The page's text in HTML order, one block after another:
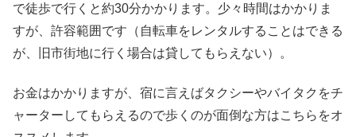
で徒歩で行くと約30分かかります。少々時間はかかりま
すが、許容範囲です（自転車をレンタルすることはできる
が、旧市街地に行く場合は貸してもらえない）。
お金はかかりますが、宿に言えばタクシーやバイタクをチ
ャーターしてもらえるので歩くのが面倒な方はこちらをオ